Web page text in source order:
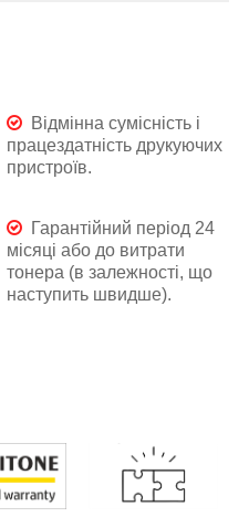
Відмінна сумісність і
працездатність друкуючих
пристроїв.
Гарантійний період 24
місяці або до витрати
тонера (в залежності, що
наступить швидше).